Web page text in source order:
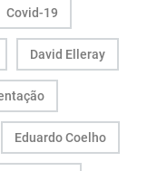
Covid-19
David Elleray
Eduardo Coelho